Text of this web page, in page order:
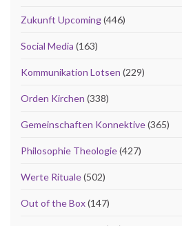
Zukunft Upcoming(446)
Social Media (163)
Kommunikation Lotsen (229)
Orden Kirchen (338)
Gemeinschaften Konnektive(365)
Philosophie Theologie(427)
Werte Rituale(502)
Out of the Box(147)